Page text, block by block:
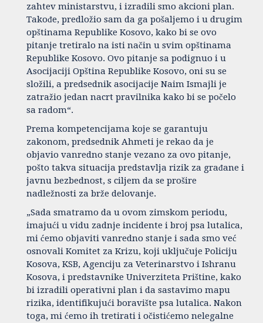
zahtev ministarstvu, i izradili smo akcioni plan.
Takođe, predložio sam da ga pošaljemo i u drugim
opštinama Republike Kosovo, kako bi se ovo
pitanje tretiralo na isti način u svim opštinama
Republike Kosovo. Ovo pitanje sa podignuo i u
Asocijaciji Opština Republike Kosovo, oni su se
složili, a predsednik asocijacije Naim Ismajli je
zatražio jedan nacrt pravilnika kako bi se počelo
sa radom“.
Prema kompetencijama koje se garantuju
zakonom, predsednik Ahmeti je rekao da je
objavio vanredno stanje vezano za ovo pitanje,
pošto takva situacija predstavlja rizik za građane i
javnu bezbednost, s ciljem da se prošire
nadležnosti za brže delovanje.
„Sada smatramo da u ovom zimskom periodu,
imajući u vidu zadnje incidente i broj psa lutalica,
mi ćemo objaviti vanredno stanje i sada smo već
osnovali Komitet za Krizu, koji uključuje Policiju
Kosova, KSB, Agenciju za Veterinarstvo i Ishranu
Kosova, i predstavnike Univerziteta Prištine, kako
bi izradili operativni plan i da sastavimo mapu
rizika, identifikujući boravište psa lutalica. Nakon
toga, mi ćemo ih tretirati i očistićemo nelegalne